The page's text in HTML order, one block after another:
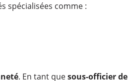
spécialisées comme :
. En tant quesous-officier de